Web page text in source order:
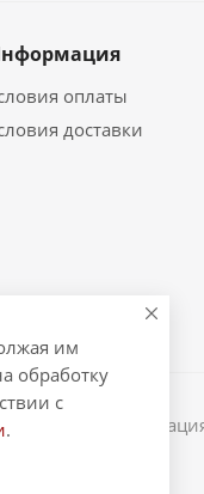
оплаты
доставки
магазин
им
обработку
с
.